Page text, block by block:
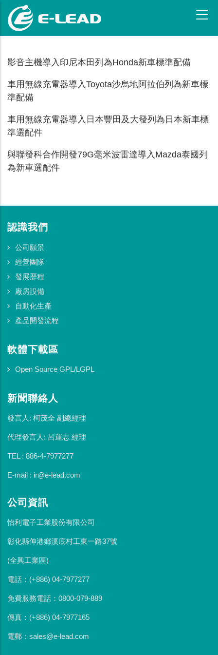
内影音主機導入印尼本田列為Honda新車標準配備
車用無線充電器導入Toyota沙烏地阿拉伯列為新車標
準配備
車用無線充電器導入日本豐田及大發列為日本新車標
準選配件
與聯發科合作開發79G毫米波雷達導入Mazda泰國列
為新車選配件
認識我們
公司願景
經營團隊
發展歷程
廠房設備
自動化生產
產品開發流程
軟體下載區
Open Source GPL/LGPL
新聞聯絡人
發言人: 柯茂全 副總經理
代理發言人: 呂運志 經理
TEL : 886-4-7977277
E-mail : ir@e-lead.com
公司資訊
怡利電子工業股份有限公司
彰化縣伸港鄉溪底村工東一路37號
(全興工業區)
電話：(+886) 04-7977277
免費服務電話：0800-079-889
傳真：(+886) 04-7977165
電郵：sales@e-lead.com